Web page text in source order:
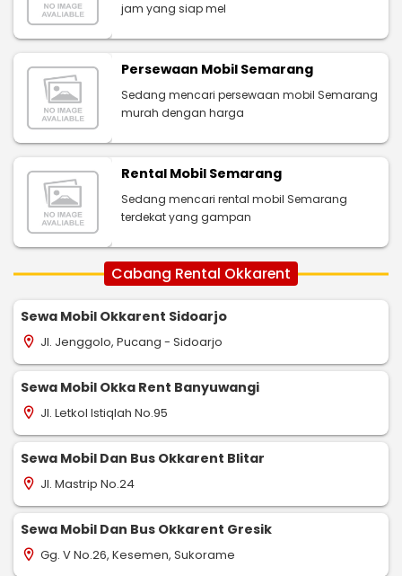
jam yang siap mel
Persewaan Mobil Semarang
Sedang mencari persewaan mobil Semarang
murah dengan harga
Rental Mobil Semarang
Sedang mencari rental mobil Semarang
terdekat yang gampan
Cabang Rental Okkarent
Sewa Mobil Okkarent Sidoarjo
location_on Jl. Jenggolo, Pucang - Sidoarjo
Sewa Mobil Okka Rent Banyuwangi
location_on Jl. Letkol Istiqlah No.95
Sewa Mobil Dan Bus Okkarent Blitar
location_on Jl. Mastrip No.24
Sewa Mobil Dan Bus Okkarent Gresik
location_on Gg. V No.26, Kesemen, Sukorame